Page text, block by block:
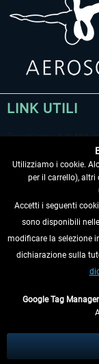
LINK UTILI
RECEDERE DAL
eventualmente le
** Riguarda le
Utilizziamo i cookie.
per il carrello),
Accetti i seguenti
sono disponibili
modificare la selezione
dichiarazione sulla
Google Tag